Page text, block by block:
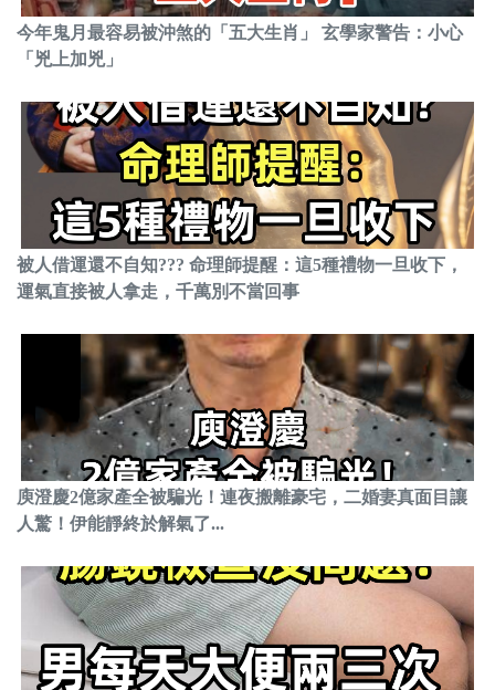
今年鬼月最容易被沖煞的「五大生肖」 玄學家警告：小心
「兇上加兇」
被人借運還不自知??? 命理師提醒：這5種禮物一旦收下，
運氣直接被人拿走，千萬別不當回事
庾澄慶2億家產全被騙光！連夜搬離豪宅，二婚妻真面目讓
人驚！伊能靜終於解氣了...